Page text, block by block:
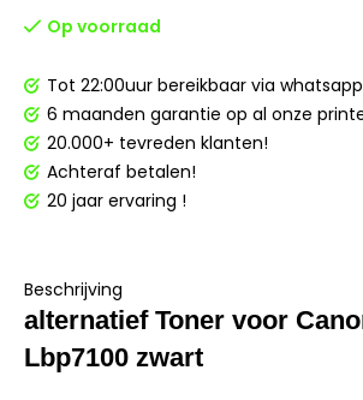
Op voorraad
Tot 22:00uur bereikbaar via
6 maanden garantie op al onze
20.000+ tevreden klanten!
Achteraf betalen!
20 jaar ervaring !
Beschrijving
alternatief Toner voor
Lbp7100 zwart